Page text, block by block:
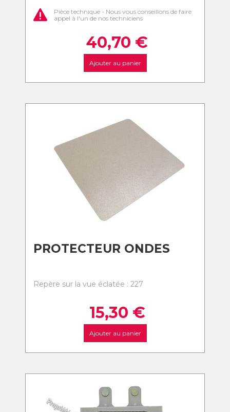
Pièce technique - Nous vous conseillons de faire
appel à l'un de nos techniciens
40,70 €
Ajouter au panier
PROTECTEUR ONDES
Repère sur la vue éclatée : 227
15,30 €
Ajouter au panier